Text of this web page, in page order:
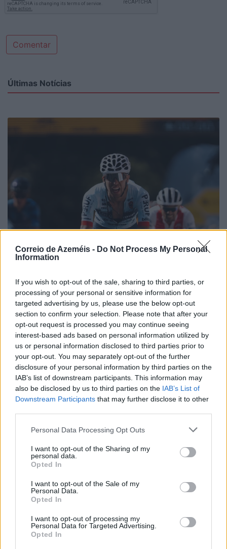
Correio de Azeméis - Do Not Process My Personal
Information
If you wish to opt-out of the sale, sharing to third parties, or
processing of your personal or sensitive information for
targeted advertising by us, please use the below opt-out
section to confirm your selection. Please note that after your
opt-out request is processed you may continue seeing
interest-based ads based on personal information utilized by
us or personal information disclosed to third parties prior to
your opt-out. You may separately opt-out of the further
disclosure of your personal information by third parties on the
IAB’s list of downstream participants. This information may
also be disclosed by us to third parties on the IAB’s List of
Downstream Participants that may further disclose it to other
Personal Data Processing Opt Outs
I want to opt-out of the Sharing of my
personal data.
Opted In
I want to opt-out of the Sale of my
Personal Data.
Opted In
I want to opt-out of processing my
Personal Data for Targeted Advertising.
Opted In
Comentar
Últimas Notícias
Andrey André na fuga do dia
6/08/2026